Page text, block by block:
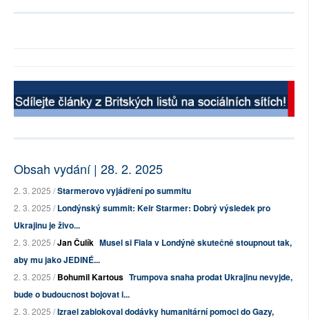
Obsah vydání | 28. 2. 2025
2. 3. 2025 /Starmerovo vyjádření po summitu
2. 3. 2025 /Londýnský summit: Keir Starmer: Dobrý výsledek pro
Ukrajinu je živo...
2. 3. 2025 /Jan Čulík Musel si Fiala v Londýně skutečně stoupnout tak,
aby mu jako JEDINÉ...
2. 3. 2025 /Bohumil Kartous Trumpova snaha prodat Ukrajinu nevyjde,
bude o budoucnost bojovat i...
2. 3. 2025 /Izrael zablokoval dodávky humanitární pomoci do Gazy,